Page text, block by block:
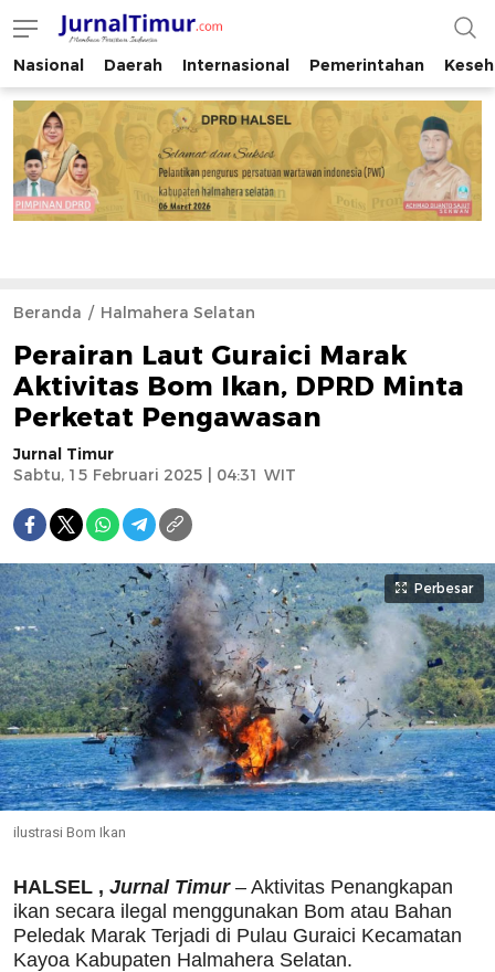
JurnalTimur.com
Membaca Peristiwa Indonesia
Nasional Daerah Internasional Pemerintahan
Beranda Halmahera Selatan
Perairan Laut Guraici Marak
Aktivitas Bom Ikan, DPRD Minta
Perketat Pengawasan
Jurnal Timur
Sabtu, 15 Februari 2025 | 04:31 WIT
Perbesar
ilustrasi Bom Ikan
HALSEL , Jurnal Timur– Aktivitas Penangkapan
ikan secara ilegal menggunakan Bom atau Bahan
Peledak Marak Terjadi di Pulau Guraici Kecamatan
Kayoa Kabupaten Halmahera Selatan.